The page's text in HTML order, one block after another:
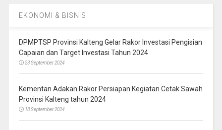
EKONOMI & BISNIS
DPMPTSP Provinsi Kalteng Gelar Rakor Investasi Pengisian
Capaian dan Target Investasi Tahun 2024
23 September 2024
Kementan Adakan Rakor Persiapan Kegiatan Cetak Sawah
Provinsi Kalteng tahun 2024
18 September 2024